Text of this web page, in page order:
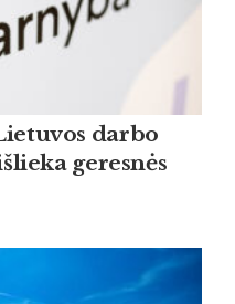
darbo
geresnės